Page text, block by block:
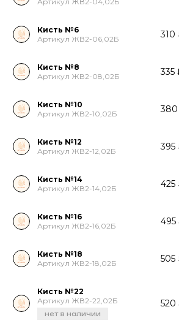
Кисть №6
Артикул ЖВ2-06,02Б
310
Кисть №8
Артикул ЖВ2-08,02Б
335
Кисть №10
Артикул ЖВ2-10,02Б
Кисть №12
Артикул ЖВ2-12,02Б
395
Кисть №14
Артикул ЖВ2-14,02Б
425
Кисть №16
Артикул ЖВ2-16,02Б
495
Кисть №18
Артикул ЖВ2-18,02Б
505
Кисть №22
Артикул ЖВ2-22,02Б
нет в наличии
520